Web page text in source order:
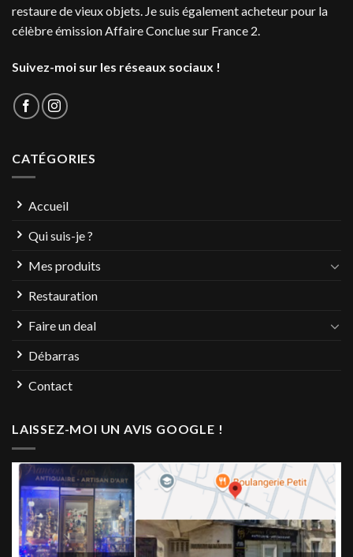
restaure de vieux objets. Je suis également acheteur pour la
célèbre émission Affaire Conclue sur France 2.
Suivez-moi sur les réseaux sociaux !
CATÉGORIES
Accueil
Qui suis-je ?
Mes produits
Restauration
Faire un deal
Débarras
Contact
LAISSEZ-MOI UN AVIS GOOGLE !